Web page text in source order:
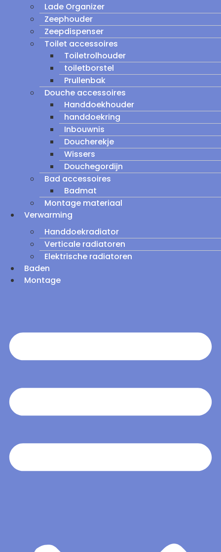
Lade Organizer
Zeephouder
Zeepdispenser
Toilet accessoires
Toiletrolhouder
toiletborstel
Prullenbak
Douche accessoires
Handdoekhouder
handdoekring
Inbouwnis
Doucherekje
Wissers
Douchegordijn
Bad accessoires
Badmat
Montage materiaal
Verwarming
Handdoekradiator
Verticale radiatoren
Elektrische radiatoren
Baden
Montage